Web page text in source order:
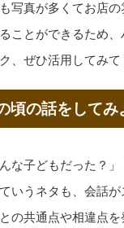
写真が多くてお店
ことができるため
、ぜひ活用してみて
頃の話をしてみ
な子どもだった？
いうネタも、会話が
の共通点や相違点